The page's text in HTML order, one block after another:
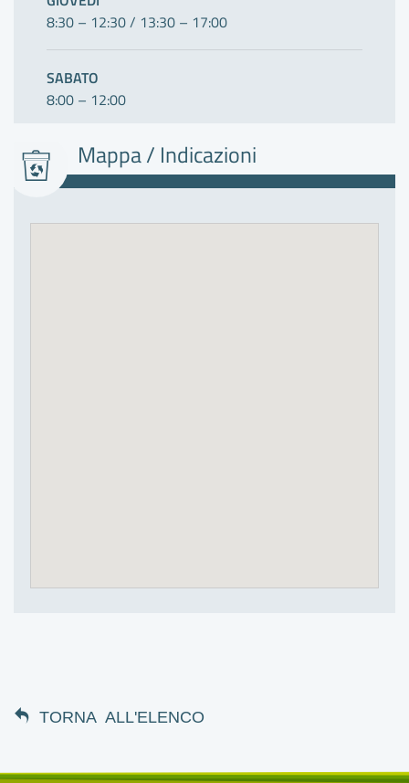
C
I
8:30 – 12:30 / 13:30 – 17:00
SABATO
8:00 – 12:00
Mappa / Indicazioni
TORNA ALL'ELENCO